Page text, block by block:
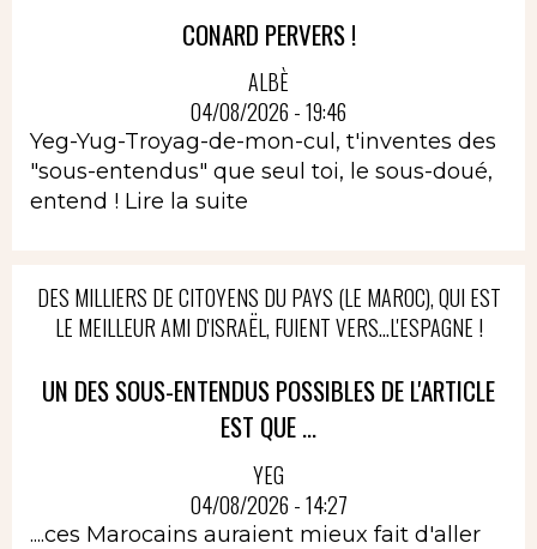
CONARD PERVERS !
ALBÈ
04/08/2026 - 19:46
Yeg-Yug-Troyag-de-mon-cul, t'inventes des
"sous-entendus" que seul toi, le sous-doué,
entend ! Lire la suite
DES MILLIERS DE CITOYENS DU PAYS (LE MAROC), QUI EST
LE MEILLEUR AMI D'ISRAËL, FUIENT VERS...L'ESPAGNE !
UN DES SOUS-ENTENDUS POSSIBLES DE L'ARTICLE
EST QUE ...
YEG
04/08/2026 - 14:27
....ces Marocains auraient mieux fait d'aller